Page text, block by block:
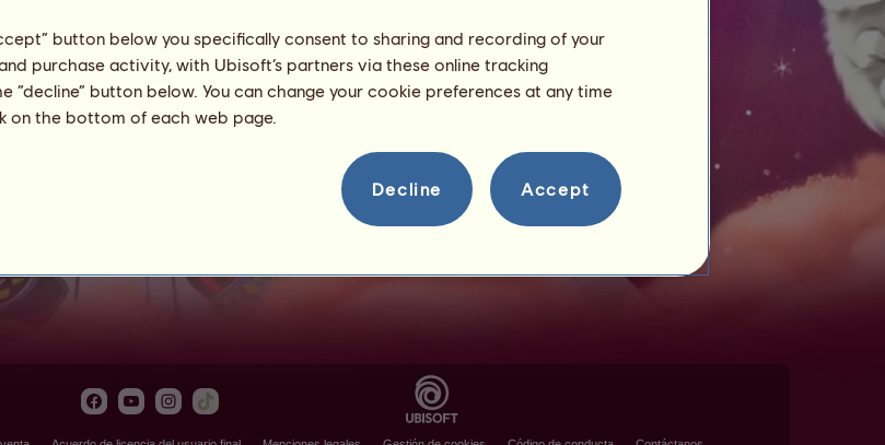
Lanzamiento de huevos
button below you specifically consent to sharing and recording of your
purchase activity, with Ubisoft’s partners via these online tracking
“decline” button below. You can change your cookie preferences at any time
on the bottom of each web page.
Decline Accept